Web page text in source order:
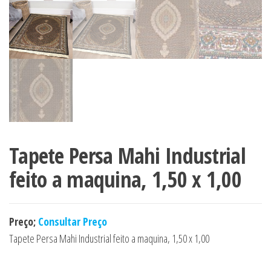
Tapete Persa Mahi Industrial
feito a maquina, 1,50 x 1,00
Preço; Consultar Preço
Tapete Persa Mahi Industrial feito a maquina, 1,50 x 1,00